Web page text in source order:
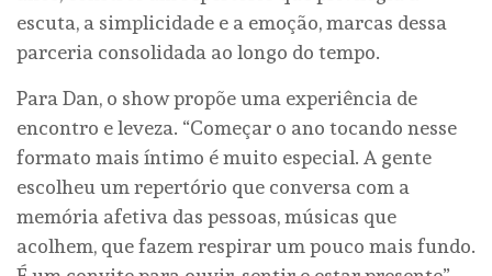
escuta, a simplicidade e a emoção, marcas dessa
parceria consolidada ao longo do tempo.
Para Dan, o show propõe uma experiência de
encontro e leveza. “Começar o ano tocando nesse
formato mais íntimo é muito especial. A gente
escolheu um repertório que conversa com a
memória afetiva das pessoas, músicas que
acolhem, que fazem respirar um pouco mais fundo.